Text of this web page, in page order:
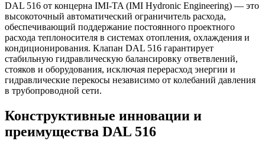
DAL 516 от концерна IMI-TA (IMI Hydronic Engineering) — это
высокоточный автоматический ограничитель расхода,
обеспечивающий поддержание постоянного проектного
расхода теплоносителя в системах отопления, охлаждения и
кондиционирования. Клапан DAL 516 гарантирует
стабильную гидравлическую балансировку ответвлений,
стояков и оборудования, исключая перерасход энергии и
гидравлические перекосы независимо от колебаний давления
в трубопроводной сети.
Конструктивные инновации и
преимущества DAL 516